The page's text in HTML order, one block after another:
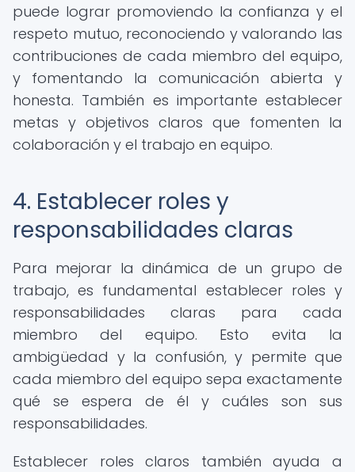
puede lograr promoviendo la confianza y el
respeto mutuo, reconociendo y valorando las
contribuciones de cada miembro del equipo,
y fomentando la comunicación abierta y
honesta. También es importante establecer
metas y objetivos claros que fomenten la
colaboración y el trabajo en equipo.
4. Establecer roles y
responsabilidades claras
Para mejorar la dinámica de un grupo de
trabajo, es fundamental establecer roles y
responsabilidades claras para cada
miembro del equipo. Esto evita la
ambigüedad y la confusión, y permite que
cada miembro del equipo sepa exactamente
qué se espera de él y cuáles son sus
responsabilidades.
Establecer roles claros también ayuda a